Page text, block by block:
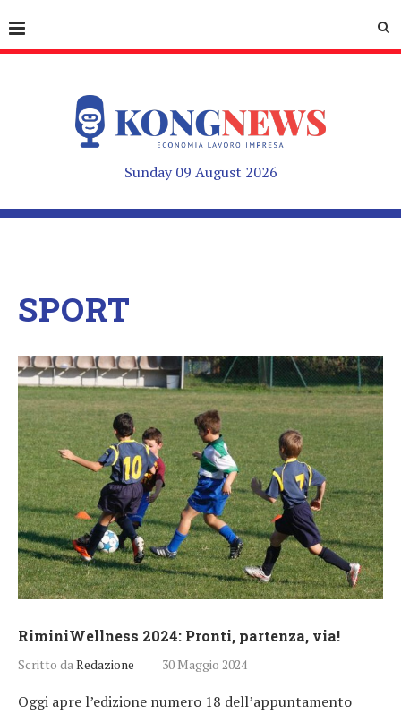
Sunday 09 August 2026
SPORT
RiminiWellness 2024: Pronti, partenza, via!
Scritto da Redazione 30 Maggio 2024
Oggi apre l’edizione numero 18 dell’appuntamento